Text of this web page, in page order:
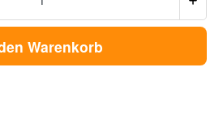
Warenkorb